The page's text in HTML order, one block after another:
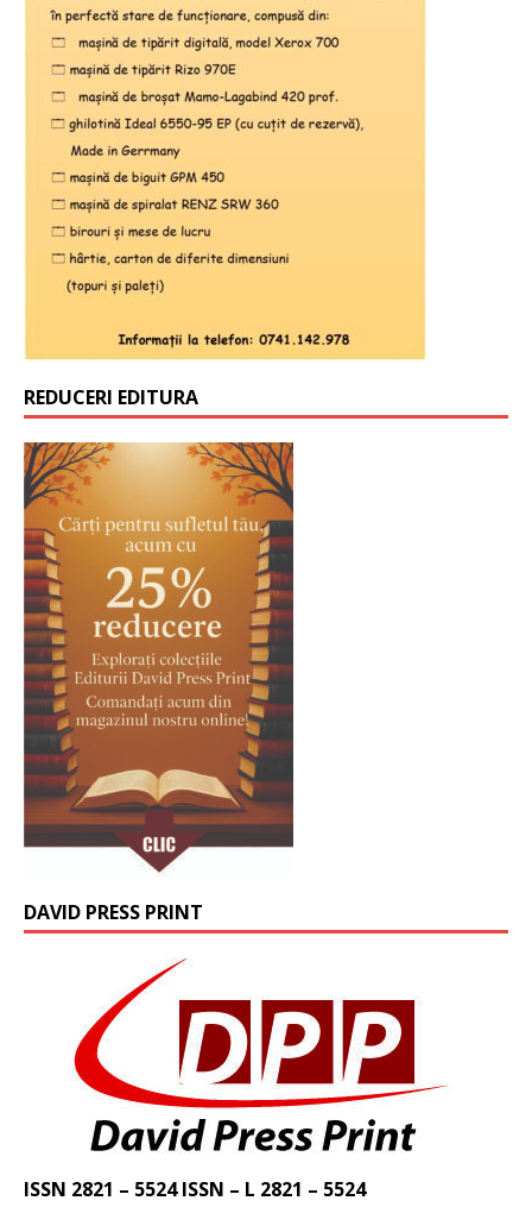
REDUCERI EDITURA
DAVID PRESS PRINT
ISSN 2821 – 5524 ISSN – L 2821 – 5524